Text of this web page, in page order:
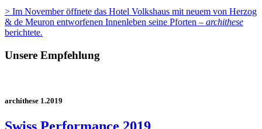
> Im November öffnete das Hotel Volkshaus mit neuem von Herzog
& de Meuron entworfenen Innenleben seine Pforten – archithese
berichtete.
Unsere Empfehlung
archithese 1.2019